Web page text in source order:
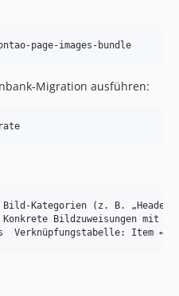
Migration ausführen:
Kategorien (z. B.
Konkrete Bildzuweisungen mit